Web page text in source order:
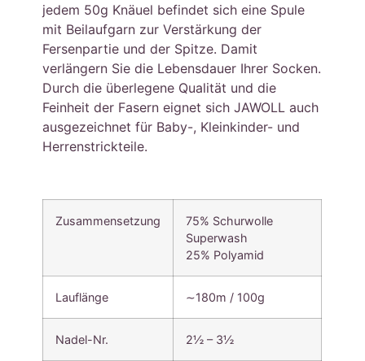
jedem 50g Knäuel befindet sich eine Spule
mit Beilaufgarn zur Verstärkung der
Fersenpartie und der Spitze. Damit
verlängern Sie die Lebensdauer Ihrer Socken.
Durch die überlegene Qualität und die
Feinheit der Fasern eignet sich JAWOLL auch
ausgezeichnet für Baby-, Kleinkinder- und
Herrenstrickteile.
Zusammensetzung
75% Schurwolle
Superwash
25% Polyamid
Lauflänge ∼180m / 100g
Nadel-Nr. 2½ – 3½